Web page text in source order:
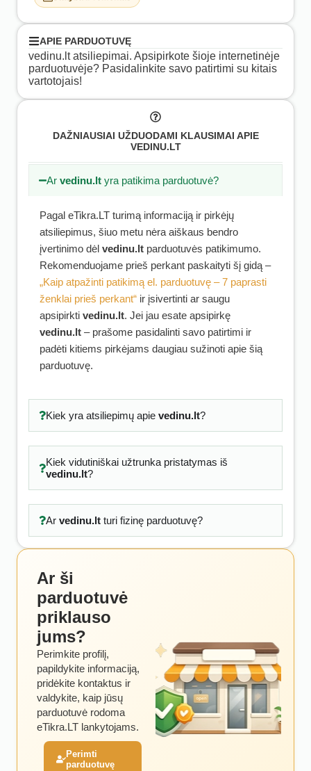
APIE PARDUOTUVĘ
vedinu.lt atsiliepimai. Apsipirkote šioje internetinėje
parduotuvėje? Pasidalinkite savo patirtimi su kitais
vartotojais!
DAŽNIAUSIAI UŽDUODAMI KLAUSIMAI APIE
VEDINU.LT
Arvedinu.lt yra patikima parduotuvė?
Pagal eTikra.LT turimą informaciją ir pirkėjų
atsiliepimus, šiuo metu nėra aiškaus bendro
įvertinimo dėl vedinu.lt parduotuvės patikimumo.
Rekomenduojame prieš perkant paskaityti šį gidą –
„Kaip atpažinti patikimą el. parduotuvę – 7 paprasti
ženklai prieš perkant“ ir įsivertinti ar saugu
apsipirkti vedinu.lt. Jei jau esate apsipirkę
vedinu.lt – prašome pasidalinti savo patirtimi ir
padėti kitiems pirkėjams daugiau sužinoti apie šią
parduotuvę.
Kiek yra atsiliepimų apie vedinu.lt?
Kiek vidutiniškai užtrunka pristatymas iš
vedinu.lt?
Ar vedinu.ltturi fizinę parduotuvę?
Ar ši
parduotuvė
priklauso
jums?
Perimkite profilį,
papildykite informaciją,
pridėkite kontaktus ir
valdykite, kaip jūsų
parduotuvė rodoma
eTikra.LT lankytojams.
Perimti
parduotuvę